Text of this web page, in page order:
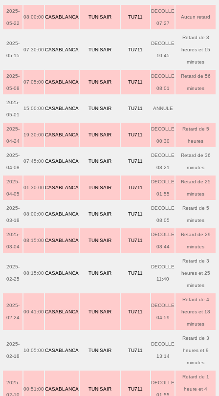
2025-
05-22
08:00:00 CASABLANCA TUNISAIR TU711
DECOLLE
07:27
Aucun retard
2025-
05-15
07:30:00 CASABLANCA TUNISAIR TU711
DECOLLE
10:45
Retard de 3
heures et 15
minutes
2025-
05-08
07:05:00 CASABLANCA TUNISAIR TU711
DECOLLE
08:01
Retard de 56
minutes
2025-
05-01
15:00:00 CASABLANCA TUNISAIR TU711 ANNULE
2025-
04-24
19:30:00 CASABLANCA TUNISAIR TU711
DECOLLE
00:30
Retard de 5
heures
2025-
04-08
07:45:00 CASABLANCA TUNISAIR TU711
DECOLLE
08:21
Retard de 36
minutes
2025-
04-05
01:30:00 CASABLANCA TUNISAIR TU711
DECOLLE
01:55
Retard de 25
minutes
2025-
03-18
08:00:00 CASABLANCA TUNISAIR TU711
DECOLLE
08:05
Retard de 5
minutes
2025-
03-04
08:15:00 CASABLANCA TUNISAIR TU711
DECOLLE
08:44
Retard de 29
minutes
2025-
02-25
08:15:00 CASABLANCA TUNISAIR TU711
DECOLLE
11:40
Retard de 3
heures et 25
minutes
2025-
02-24
00:41:00 CASABLANCA TUNISAIR TU711
DECOLLE
04:59
Retard de 4
heures et 18
minutes
2025-
02-18
10:05:00 CASABLANCA TUNISAIR TU711
DECOLLE
13:14
Retard de 3
heures et 9
minutes
2025-
02-10
00:51:00 CASABLANCA TUNISAIR TU711
DECOLLE
01:55
Retard de 1
heure et 4